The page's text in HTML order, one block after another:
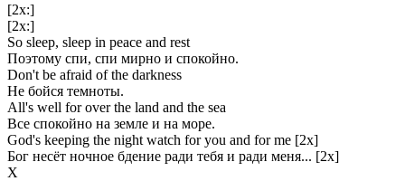
[2x:]
[2x:]
So sleep, sleep in peace and rest
Поэтому спи, спи мирно и спокойно.
Don't be afraid of the darkness
Не бойся темноты.
All's well for over the land and the sea
Все спокойно на земле и на море.
God's keeping the night watch for you and for me [2x]
Бог несёт ночное бдение ради тебя и ради меня... [2x]
Х